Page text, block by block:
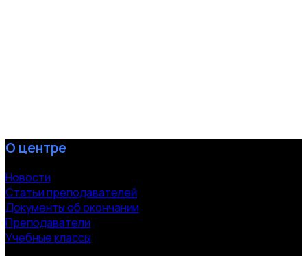
О центре
Новости
Статьи преподавателей
Документы об окончании
Преподаватели
Учебные классы